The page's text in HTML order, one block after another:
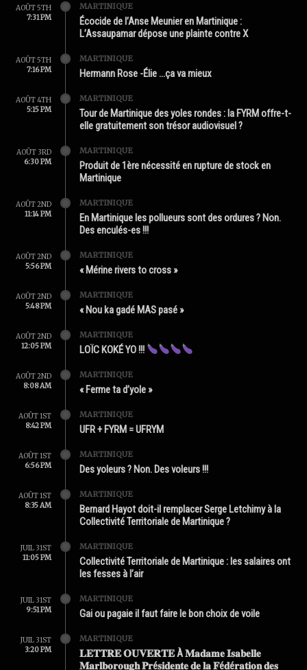
AOÛT 5TH
7:31 PM
MARTINIQUE
Écocide de l’Anse Meunier en Martinique :
L’Assaupamar dépose une plainte contre X
AOÛT 5TH
7:16 PM
MARTINIQUE
Hermann Rose -Élie …ça va mieux
AOÛT 4TH
5:15 PM
MARTINIQUE
Tour de Martinique des yoles rondes : la FYRM offre-t-
elle gratuitement son trésor audiovisuel ?
AOÛT 3RD
6:30 PM
MARTINIQUE
Produit de 1ère nécessité en rupture de stock en
Martinique
AOÛT 2ND
11:14 PM
MARTINIQUE
En Martinique les pollueurs sont des ordures ? Non.
Des enculés-es !!!
AOÛT 2ND
5:56 PM
MARTINIQUE
« Mérine rivers to cross »
AOÛT 2ND
5:48 PM
MARTINIQUE
« Nou ka gadé MAS pasé »
AOÛT 2ND
12:05 PM
MARTINIQUE
LOÏC KOKÉ YO !!!
AOÛT 2ND
8:08 AM
MARTINIQUE
« Ferme ta d’yole »
AOÛT 1ST
8:42 PM
MARTINIQUE
UFR + FYRM = UFRYM
AOÛT 1ST
6:56 PM
MARTINIQUE
Des yoleurs ? Non. Des voleurs !!!
AOÛT 1ST
8:35 AM
MARTINIQUE
Bernard Hayot doit-il remplacer Serge Letchimy à la
Collectivité Territoriale de Martinique ?
JUIL 31ST
11:05 PM
MARTINIQUE
Collectivité Territoriale de Martinique : les salaires ont
les fesses à l’air
JUIL 31ST
9:51 PM
MARTINIQUE
Gai ou pagaie il faut faire le bon choix de voile
JUIL 31ST
3:20 PM
MARTINIQUE
𝐋𝐄𝐓𝐓𝐑𝐄 𝐎𝐔𝐕𝐄𝐑𝐓𝐄 À 𝐌𝐚𝐝𝐚𝐦𝐞 𝐈𝐬𝐚𝐛𝐞𝐥𝐥𝐞
𝐌𝐚𝐫𝐥𝐛𝐨𝐫𝐨𝐮𝐠𝐡 𝐏𝐫é𝐬𝐢𝐝𝐞𝐧𝐭𝐞 𝐝𝐞 𝐥𝐚 𝐅é𝐝é𝐫𝐚𝐭𝐢𝐨𝐧 𝐝𝐞𝐬